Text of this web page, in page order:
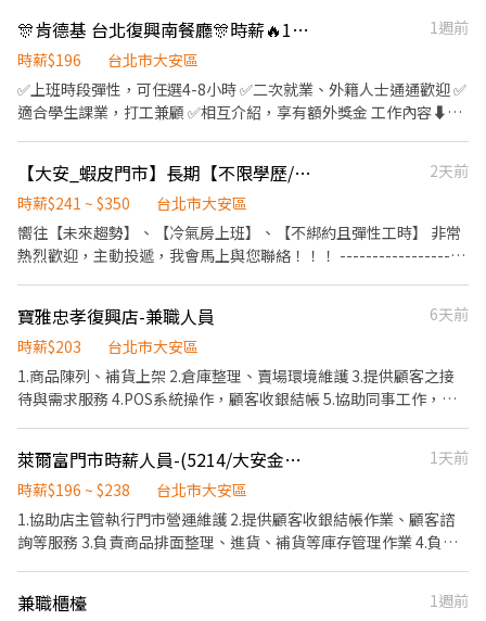
家都願意協助新手 有夥伴陪你一起成長！ 🎊肯德基 台北復興南餐廳🎊時薪🔥196-201🔥
1週前
時薪$196
台北市大安區
✅上班時段彈性，可任選4-8小時 ✅二次就業、外籍人士通通歡迎 ✅
適合學生課業，打工兼顧 ✅相互介紹，享有額外獎金 工作內容⬇️
➡️員工餐飲85折 ➡️生日禮品、三節獎金 ➡️工作週年發放年資代金
➡️計時人員轉正 ➡️員工團保有保障 💁🏻‍♀️歡迎熱情有活力的您一起加
入肯德基 🏠地點-台北市大安區復興南路二段190號（科技大樓站步
行2分鐘） 聯絡資訊⬇️ ☎️02-27072408 呂經理
【大安_蝦皮門市】長期【不限學歷/兼職】快速錄取TO
2天前
時薪$241 ~ $350
台北市大安區
嚮往【未來趨勢】、【冷氣房上班】、【不綁約且彈性工時】 非常
熱烈歡迎，主動投遞，我會馬上與您聯絡！！！ -------------------
進貨、補貨 3.提供顧客接待、收銀結帳等服務 4.維持門市作業區環
境、清潔維護作業 5.可配合調店、支援佳 --------------------------
----------------------------------------------- <有人店> 【早班】
(早4)1100-1500 (早6)1100-1730 【午班】 (午4)1500-1900 【晚
班時間依門市安排為主" 【整天】 (早8)1100-1930 (晚8)1415-2245
----------------------------------------- <智取店> 【早班】
雙頭班 0700-1330 1730-0000 (30分鐘休息不計薪) 一週三天 , 一天
6-8小時 【假日】 【早班時薪】 07:00-12:00 【晚班時薪】 17:30-
23:30 【夜班】 (夜)23:30–03:30 -----------------------------------
-------------------------------------- 【福利】 1. 合法規之勞健保勞
寶雅忠孝復興店-兼職人員
6天前
時薪$203
台北市大安區
1.商品陳列、補貨上架 2.倉庫整理、賣場環境維護 3.提供顧客之接
待與需求服務 4.POS系統操作，顧客收銀結帳 5.協助同事工作，完
萊爾富門市時薪人員-(5214/大安金杭店)
1天前
時薪$196 ~ $238
台北市大安區
1.協助店主管執行門市營運維護 2.提供顧客收銀結帳作業、顧客諮
詢等服務 3.負責商品排面整理、進貨、補貨等庫存管理作業 4.負責
兼職櫃檯
1週前